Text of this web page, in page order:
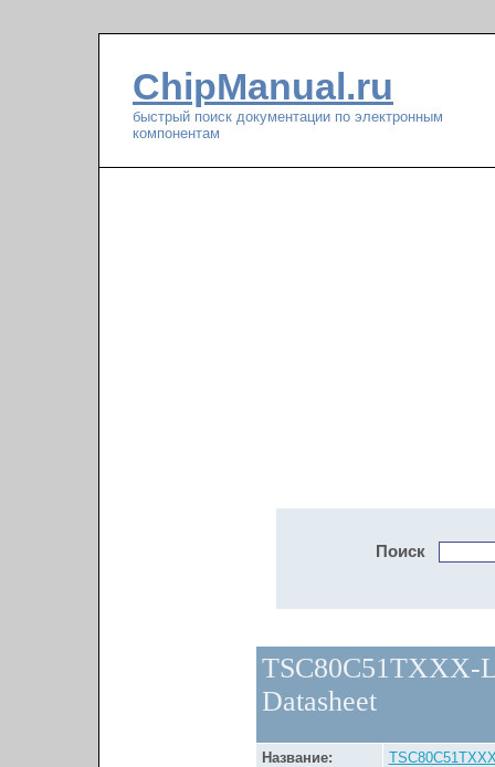
ChipManual.ru
быстрый поиск документации по электронным
компонентам
Поиск
TSC80C51TXXX-
Datasheet
Название: